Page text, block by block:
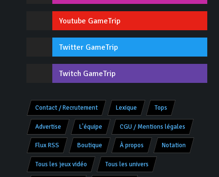
Youtube GameTrip
Twitter GameTrip
Twitch GameTrip
Contact / Recrutement Lexique Tops
Advertise L'équipe CGU / Mentions légales
Flux RSS Boutique À propos Notation
Tous les jeux vidéo Tous les univers